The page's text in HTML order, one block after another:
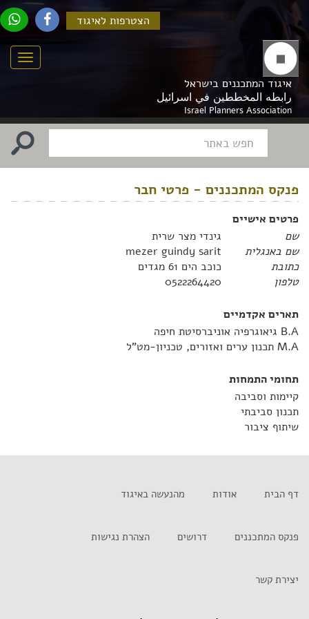
הצטרפות לאיגוד
איגוד המתכננים בישראל
رابطه المخططين في اسرائيل
Israel Planners Association
פנקס המתכננים - פרטי חבר
פרטים אישיים
שם
גינדי מצר שרית
שם באנגלית
mezer guindy sarit
כתובת
כוכב הים 61 מגדים
טלפון
0522264420
תארים אקדמיים
B.A גיאוגרפיה אוניברסיטת חיפה
M.A תכנון ערים ואזורים, טכניון-מט"ל
תחומי התמחות
קיימות וסביבה
תכנון סביבתי
שיתוף ציבור
דף הבית אודות מהנעשה באיגוד
פנקס המתכננים דרושים הצהרת נגישות
יצירת קשר